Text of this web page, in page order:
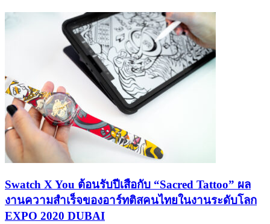
Swatch X You ต้อนรับปีเสือกับ “Sacred Tattoo” ผล
งานความสำเร็จของอาร์ทติสคนไทยในงานระดับโลก
EXPO 2020 DUBAI